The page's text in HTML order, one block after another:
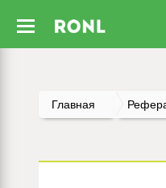
Главная